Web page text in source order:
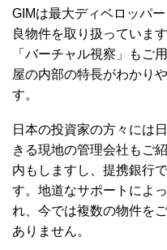
GIMは最大ディベロッパ
良物件を取り扱っていま
「バーチャル視察」もご
屋の内部の特長がわかり
す。
日本の投資家の方々には
きる現地の管理会社もご
内もしますし、提携銀行
す。地道なサポートによ
れ、今では複数の物件を
ありません。